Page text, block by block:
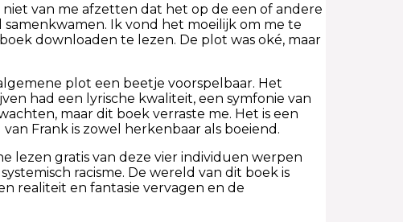
van me afzetten dat het op de een of andere
Ik vond het moeilijk om me te
downloaden te lezen. De plot was oké, maar
plot een beetje voorspelbaar. Het
had een lyrische kwaliteit, een symfonie van
maar dit boek verraste me. Het is een
Frank is zowel herkenbaar als boeiend.
lezen gratis van deze vier individuen werpen
racisme. De wereld van dit boek is
realiteit en fantasie vervagen en de